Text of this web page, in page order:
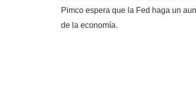
Pimco espera que la Fed haga un
de la economía.